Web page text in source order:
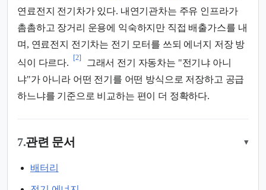
연료전지 전기차가 있다. 내연기관차는 주유 인프라가
촘촘하고 장거리 운용에 익숙하지만 직접 배출가스를 내
며, 연료전지 전기차는 전기 모터를 쓰되 에너지 저장 방
식이 다르다.
[2]
그래서 전기 자동차는 "전기냐 아니
냐"가 아니라 어떤 전기를 어떤 방식으로 저장하고 공급
하느냐를 기준으로 비교하는 편이 더 정확하다.
7.관련 문서 ▾
배터리